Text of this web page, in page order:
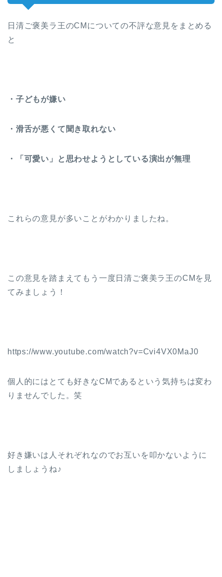
日清ご褒美ラ王のCMについての不評な意見をまとめる
と
・子どもが嫌い
・滑舌が悪くて聞き取れない
・「可愛い」と思わせようとしている演出が無理
これらの意見が多いことがわかりましたね。
この意見を踏まえてもう一度日清ご褒美ラ王のCMを見
てみましょう！
https://www.youtube.com/watch?v=Cvi4VX0MaJ0
個人的にはとても好きなCMであるという気持ちは変わ
りませんでした。笑
好き嫌いは人それぞれなのでお互いを叩かないように
しましょうね♪